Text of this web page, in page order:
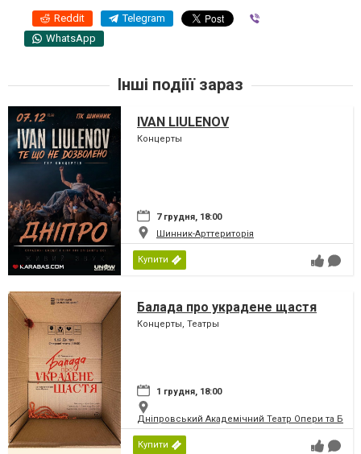
Reddit Telegram
WhatsApp
Інші подіїї зараз
IVAN LIULENOV
Концерты
7 грудня, 18:00
Шинник-Арттериторія
Купити
Балада про украдене щастя
Концерты, Театры
1 грудня, 18:00
Дніпровський Академічний Театр Опери та
Купити